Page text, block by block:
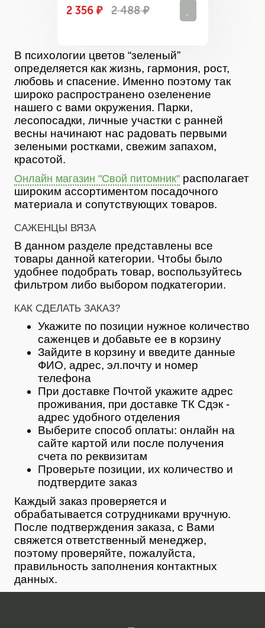
2 356 ₽ 2 488 ₽
В психологии цветов “зеленый”
определяется как жизнь, гармония, рост,
любовь и спасение. Именно поэтому так
широко распространено озеленение
нашего с вами окружения. Парки,
лесопосадки, личные участки с ранней
весны начинают нас радовать первыми
зелеными ростками, свежим запахом,
красотой.
Онлайн магазин "Свой питомник" располагает
широким ассортиментом посадочного
материала и сопутствующих товаров.
САЖЕНЦЫ ВЯЗА
В данном разделе представлены все
товары данной категории. Чтобы было
удобнее подобрать товар, воспользуйтесь
фильтром либо выбором подкатегории.
КАК СДЕЛАТЬ ЗАКАЗ?
Укажите по позиции нужное количество
саженцев и добавьте ее в корзину
Зайдите в корзину и введите данные
ФИО, адрес, эл.почту и номер
телефона
При доставке Почтой укажите адрес
проживания, при доставке ТК Сдэк -
адрес удобного отделения
Выберите способ оплаты: онлайн на
сайте картой или после получения
счета по реквизитам
Проверьте позиции, их количество и
подтвердите заказ
Каждый заказ проверяется и
обрабатывается сотрудниками вручную.
После подтверждения заказа, с Вами
свяжется ответственный менеджер,
поэтому проверяйте, пожалуйста,
правильность заполнения контактных
данных.